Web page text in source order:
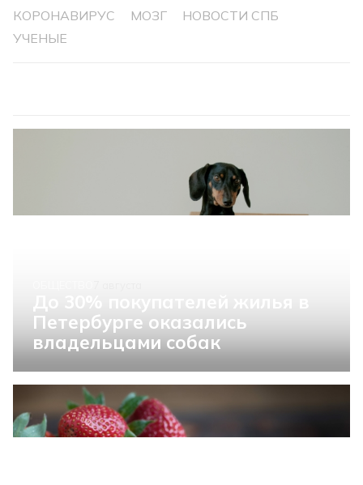
КОРОНАВИРУС МОЗГ
НОВОСТИ СПБ
УЧЕНЫЕ
Петербурге оказались
владельцами собак